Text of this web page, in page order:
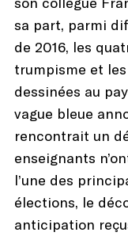
sa part, parmi
de 2016, les
trumpisme et
dessinées au
vague bleue
rencontrait un
enseignants
l’une des
élections, le
anticipation